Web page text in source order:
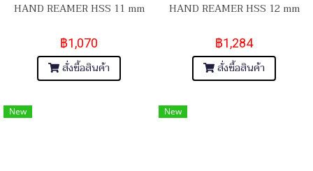
HAND REAMER HSS 11 mm
฿1,070
สั่งซื้อสินค้า
HAND REAMER HSS 12 mm
฿1,284
สั่งซื้อสินค้า
New New